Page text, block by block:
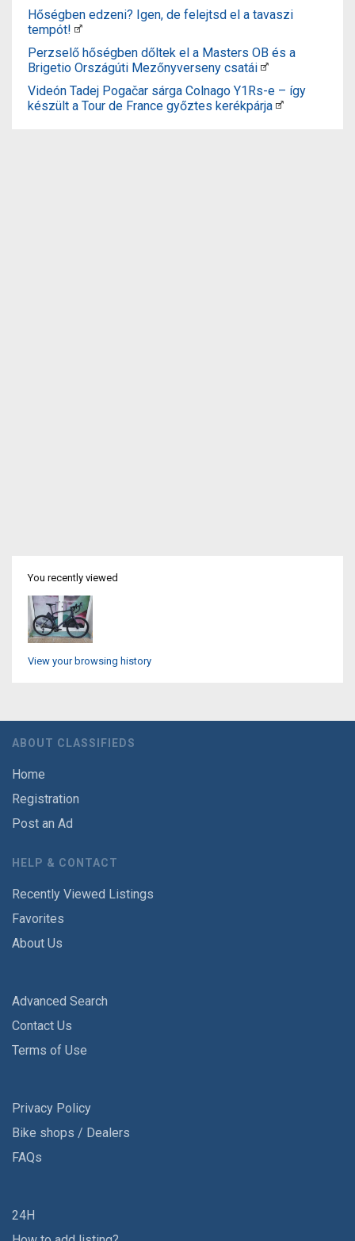
Hőségben edzeni? Igen, de felejtsd el a tavaszi
tempót!
Perzselő hőségben dőltek el a Masters OB és a
Brigetio Országúti Mezőnyverseny csatái
Videón Tadej Pogačar sárga Colnago Y1Rs-e – így
készült a Tour de France győztes kerékpárja
You recently viewed
View your browsing history
ABOUT CLASSIFIEDS
Home
Registration
Post an Ad
HELP & CONTACT
Recently Viewed Listings
Favorites
About Us
Advanced Search
Contact Us
Terms of Use
Privacy Policy
Bike shops / Dealers
FAQs
24H